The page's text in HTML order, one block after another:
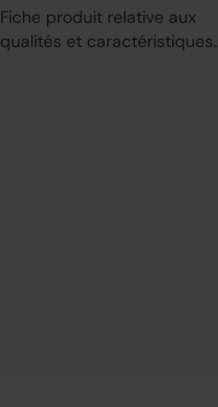
Fiche produit relative aux
qualités et caractéristiques